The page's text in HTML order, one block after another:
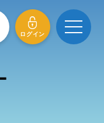
ログイン メニュ